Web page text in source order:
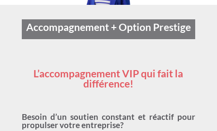
Accompagnement + Option Prestige
L’accompagnement VIP qui fait la
différence!
Besoin d’un soutien constant et réactif pour
propulser votre entreprise?